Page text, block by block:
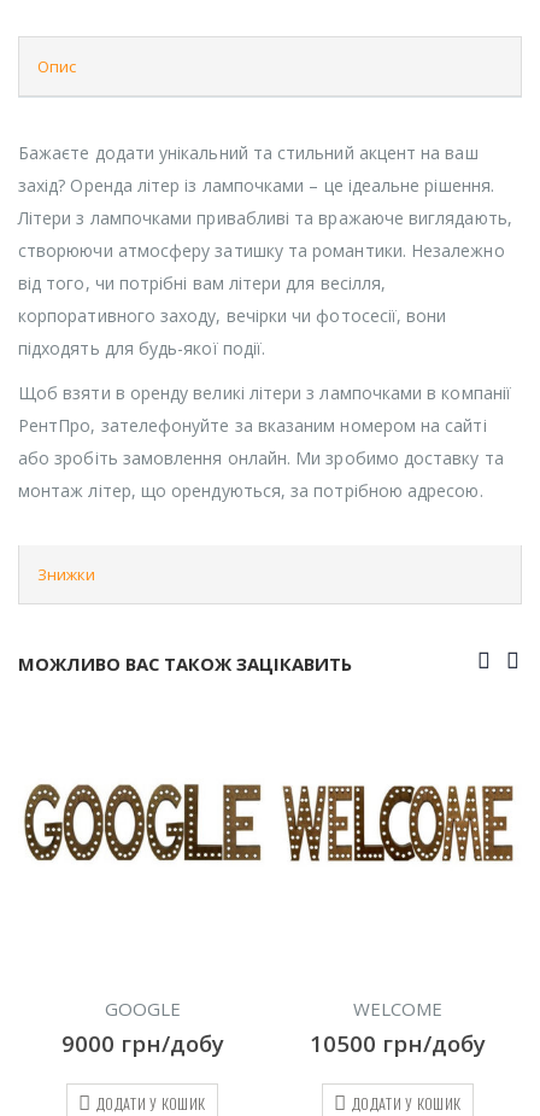
Опис
Бажаєте додати унікальний та стильний акцент на ваш
захід? Оренда літер із лампочками – це ідеальне рішення.
Літери з лампочками привабливі та вражаюче виглядають,
створюючи атмосферу затишку та романтики. Незалежно
від того, чи потрібні вам літери для весілля,
корпоративного заходу, вечірки чи фотосесії, вони
підходять для будь-якої події.
Щоб взяти в оренду великі літери з лампочками в компанії
РентПро, зателефонуйте за вказаним номером на сайті
або зробіть замовлення онлайн. Ми зробимо доставку та
монтаж літер, що орендуються, за потрібною адресою.
Знижки
МОЖЛИВО ВАС ТАКОЖ ЗАЦІКАВИТЬ
WELCOME
10500грн/добу
ДОДАТИ У КОШИК
PARTY
7500 грн/добу
ДОДАТИ У КОШИК